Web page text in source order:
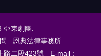
東劇團.
: 恩典法律事務所
路二段423號 E-mail :